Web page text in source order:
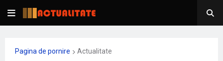
Pagina de pornire Actualitate